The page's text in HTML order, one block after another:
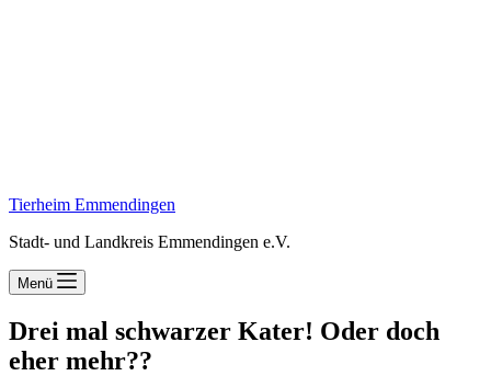
Tierheim Emmendingen
Stadt- und Landkreis Emmendingen e.V.
Menü
Drei mal schwarzer Kater! Oder doch
eher mehr??